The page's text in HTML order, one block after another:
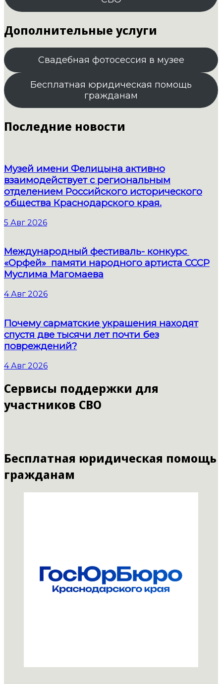
Дополнительные услуги
Свадебная фотосессия в музее
Бесплатная юридическая помощь
гражданам
Последние новости
Музей имени Фелицына активно
взаимодействует с региональным
отделением Российского исторического
общества Краснодарского края.
5 Авг 2026
Международный фестиваль- конкурс
«Орфей» памяти народного артиста СССР
Муслима Магомаева
4 Авг 2026
Почему сарматские украшения находят
спустя две тысячи лет почти без
повреждений?
4 Авг 2026
Сервисы поддержки для
участников СВО
Бесплатная юридическая помощь
гражданам